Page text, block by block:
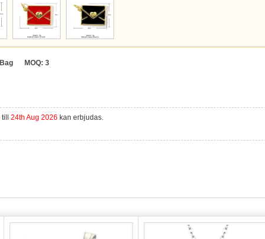
Bag MOQ: 3
till 24th Aug 2026 kan erbjudas.